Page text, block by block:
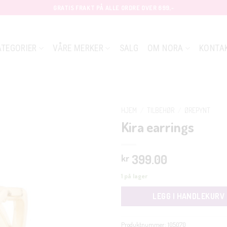
Kira earrings
kr 399.00
1 på lager
LEGG I HANDLEKURV
Produktnummer: 105070